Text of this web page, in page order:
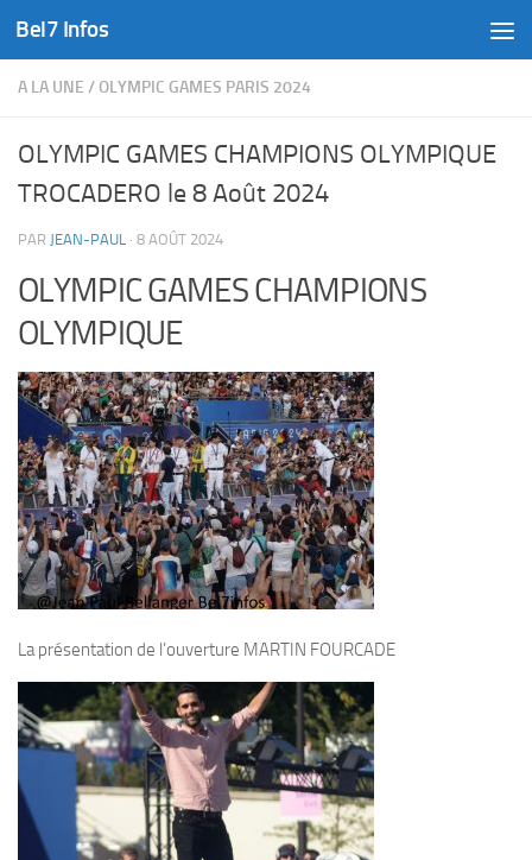
Skip to content
Bel7 Infos
A LA UNE /OLYMPIC GAMES PARIS 2024
OLYMPIC GAMES CHAMPIONS OLYMPIQUE
TROCADERO le 8 Août 2024
PAR JEAN-PAUL · 8 AOÛT 2024
OLYMPIC GAMES CHAMPIONS
OLYMPIQUE
La présentation de l’ouverture MARTIN FOURCADE